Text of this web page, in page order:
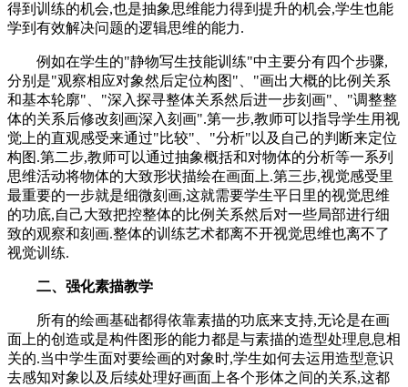
得到训练的机会,也是抽象思维能力得到提升的机会,学生也能
学到有效解决问题的逻辑思维的能力.
例如在学生的"静物写生技能训练"中主要分有四个步骤,
分别是"观察相应对象然后定位构图"、"画出大概的比例关系
和基本轮廓"、"深入探寻整体关系然后进一步刻画"、"调整整
体的关系后修改刻画深入刻画".第一步,教师可以指导学生用视
觉上的直观感受来通过"比较"、"分析"以及自己的判断来定位
构图.第二步,教师可以通过抽象概括和对物体的分析等一系列
思维活动将物体的大致形状描绘在画面上.第三步,视觉感受里
最重要的一步就是细微刻画,这就需要学生平日里的视觉思维
的功底,自己大致把控整体的比例关系然后对一些局部进行细
致的观察和刻画.整体的训练艺术都离不开视觉思维也离不了
视觉训练.
二、强化素描教学
所有的绘画基础都得依靠素描的功底来支持,无论是在画
面上的创造或是构件图形的能力都是与素描的造型处理息息相
关的.当中学生面对要绘画的对象时,学生如何去运用造型意识
去感知对象以及后续处理好画面上各个形体之间的关系,这都